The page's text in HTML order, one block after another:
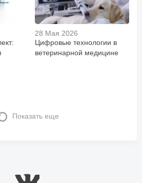
28 Мая 2026
Цифровые технологии в
ветеринарной медицине
Показать еще